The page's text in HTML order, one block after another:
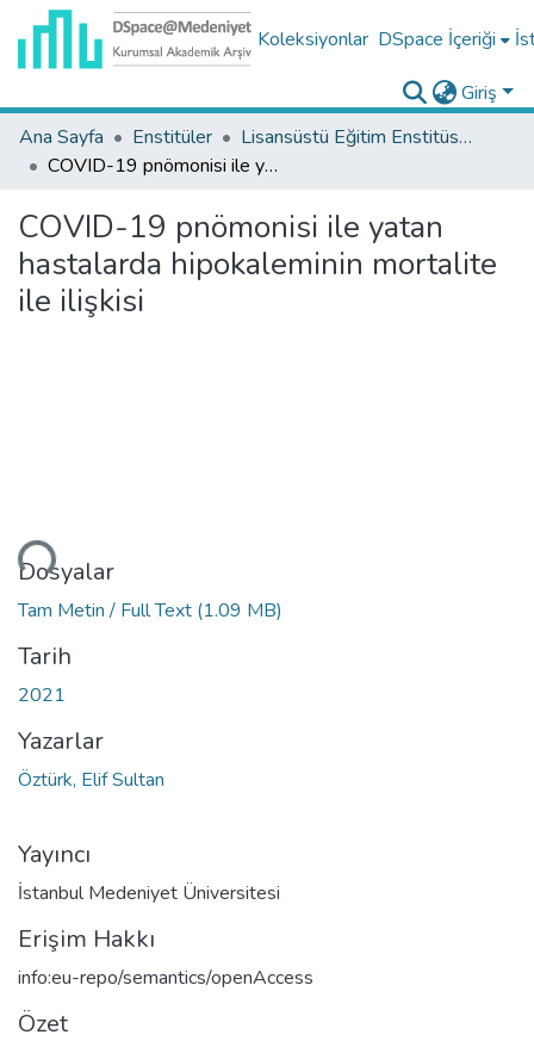
Koleksiyonlar DSpace İçeriği
Giriş
Ana Sayfa
Enstitüler
Lisansüstü Eğitim Enstitüsü Tez Koleksiyonu
COVID-19 pnömonisi ile yatan hastalarda hipokaleminin mortalite ile ilişkisi
COVID-19 pnömonisi ile yatan
hastalarda hipokaleminin mortalite
ile ilişkisi
Dosyalar
Tam Metin / Full Text (1.09 MB)
Tarih
2021
Yazarlar
Öztürk, Elif Sultan
Yayıncı
İstanbul Medeniyet Üniversitesi
Erişim Hakkı
info:eu-repo/semantics/openAccess
Özet